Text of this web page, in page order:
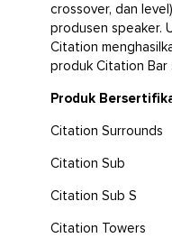
crossover, dan
produsen speaker.
Citation
produk Citation Bar
Produk
Citation Surrounds
Citation Sub
Citation Sub S
Citation Towers